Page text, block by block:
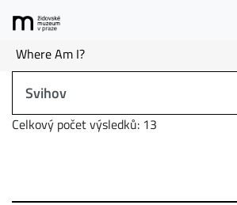
Where Am I?
Celkový počet výsledků: 13